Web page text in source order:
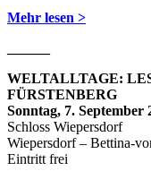
Mehr lesen >
WELTALLTAGE:
FÜRSTENBERG
Sonntag, 7. September
Schloss Wiepersdorf
Wiepersdorf – Bettina-
Eintritt frei